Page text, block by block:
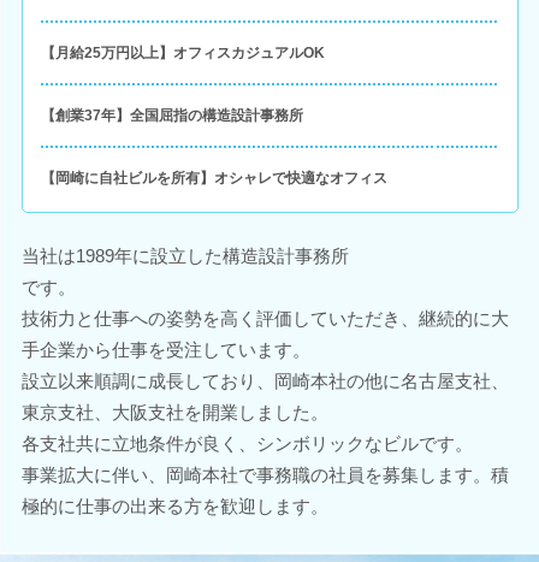
【月給25万円以上】オフィスカジュアルOK
【創業37年】全国屈指の構造設計事務所
【岡崎に自社ビルを所有】オシャレで快適なオフィス
当社は1989年に設立した構造設計事務所
です。
技術力と仕事への姿勢を高く評価していただき、継続的に大
手企業から仕事を受注しています。
設立以来順調に成長しており、岡崎本社の他に名古屋支社、
東京支社、大阪支社を開業しました。
各支社共に立地条件が良く、シンボリックなビルです。
事業拡大に伴い、岡崎本社で事務職の社員を募集します。積
極的に仕事の出来る方を歓迎します。